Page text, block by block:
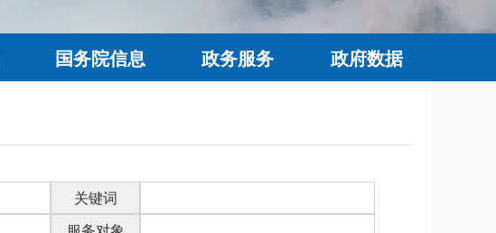
国务院信息 政务服务 政府数据
关键词